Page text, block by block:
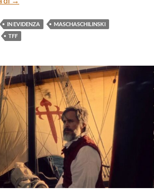
IN EVIDENZA
MASCHASCHILINSKI
TFF